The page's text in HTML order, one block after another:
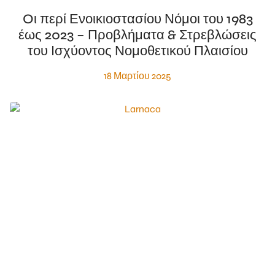
Oι περί Ενοικιοστασίου Νόμοι του 1983
έως 2023 – Προβλήματα & Στρεβλώσεις
του Ισχύοντος Νομοθετικού Πλαισίου
18 Μαρτίου 2025